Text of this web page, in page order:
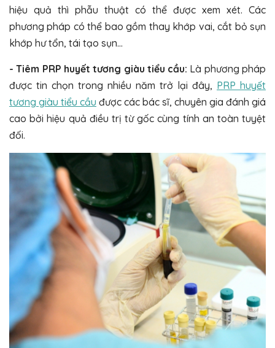
hiệu quả thì phẫu thuật có thể được xem xét. Các
phương pháp có thể bao gồm thay khớp vai, cắt bỏ sụn
khớp hư tổn, tái tạo sụn…
- Tiêm PRP huyết tương giàu tiểu cầu: Là phương pháp
được tin chọn trong nhiều năm trở lại đây, PRP huyết
tương giàu tiểu cầu được các bác sĩ, chuyên gia đánh giá
cao bởi hiệu quả điều trị từ gốc cùng tính an toàn tuyệt
đối.